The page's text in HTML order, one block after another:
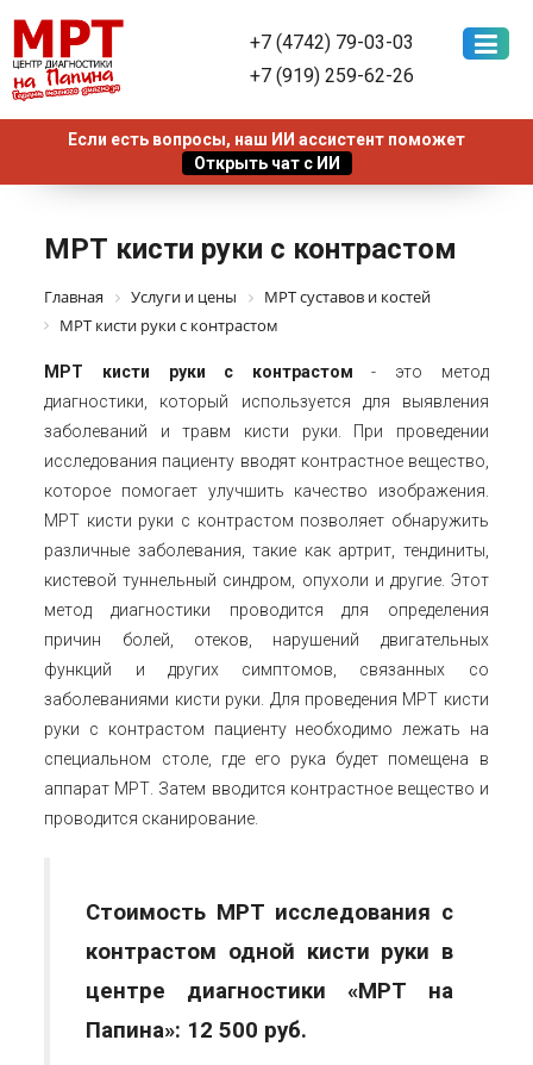
+7 (4742) 79-03-03
+7 (919) 259-62-26
МРТ кисти руки с контрастом
Главная Услуги и цены
МРТ суставов и костей
МРТ кисти руки с контрастом
МРТ кисти руки с контрастом - это метод
диагностики, который используется для выявления
заболеваний и травм кисти руки. При проведении
исследования пациенту вводят контрастное вещество,
которое помогает улучшить качество изображения.
МРТ кисти руки с контрастом позволяет обнаружить
различные заболевания, такие как артрит, тендиниты,
кистевой туннельный синдром, опухоли и другие. Этот
метод диагностики проводится для определения
причин болей, отеков, нарушений двигательных
функций и других симптомов, связанных со
заболеваниями кисти руки. Для проведения МРТ кисти
руки с контрастом пациенту необходимо лежать на
специальном столе, где его рука будет помещена в
аппарат МРТ. Затем вводится контрастное вещество и
проводится сканирование.
Стоимость МРТ исследования с
контрастом одной кисти руки в
центре диагностики «МРТ на
Папина»: 12 500 руб.